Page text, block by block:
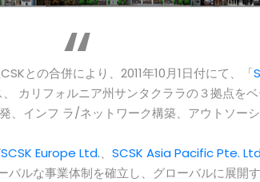
との合併により、2011年10月1日付にて、「
カリフォルニア州サンタクララの３拠点を
、インフ ラ/ネットワーク構築、アウトソー
SCSK Europe Ltd.、 SCSK Asia Pacific Pte.
バルな事業体制を確立し、グローバルに展開